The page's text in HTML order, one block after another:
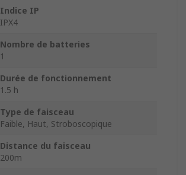
Indice IP
IPX4
Nombre de batteries
1
Durée de fonctionnement
1.5 h
Type de faisceau
Faible, Haut, Stroboscopique
Distance du faisceau
200m